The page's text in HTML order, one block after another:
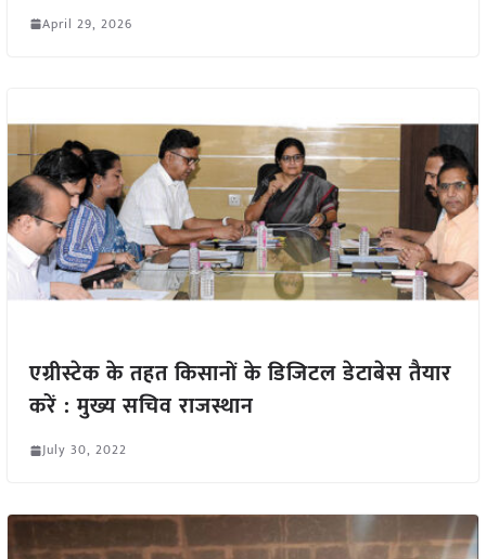
April 29, 2026
एग्रीस्टेक के तहत किसानों के डिजिटल डेटाबेस तैयार
करें : मुख्य सचिव राजस्थान
July 30, 2022